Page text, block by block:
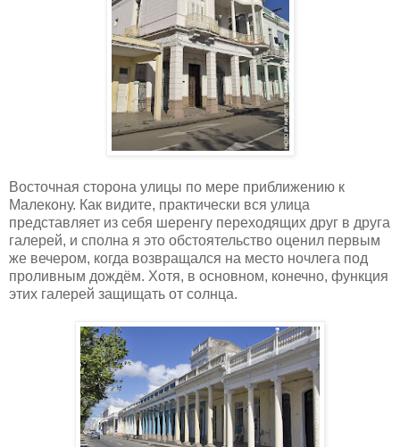
Восточная сторона улицы по мере приближению к
Малекону. Как видите, практически вся улица
представляет из себя шеренгу переходящих друг в друга
галерей, и сполна я это обстоятельство оценил первым
же вечером, когда возвращался на место ночлега под
проливным дождём. Хотя, в основном, конечно, функция
этих галерей защищать от солнца.